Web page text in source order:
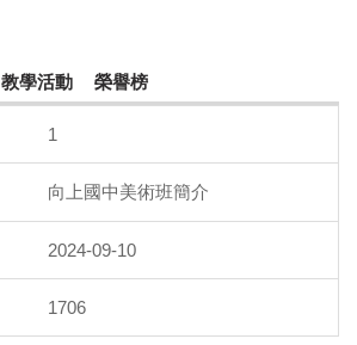
教學活動 榮譽榜
1
向上國中美術班簡介
2024-09-10
1706